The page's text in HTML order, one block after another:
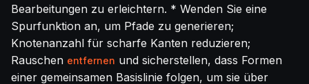
Bearbeitungen zu erleichtern. * Wenden Sie eine
Spurfunktion an, um Pfade zu generieren;
Knotenanzahl für scharfe Kanten reduzieren;
Rauschen entfernen und sicherstellen, dass Formen
einer gemeinsamen Basislinie folgen, um sie über